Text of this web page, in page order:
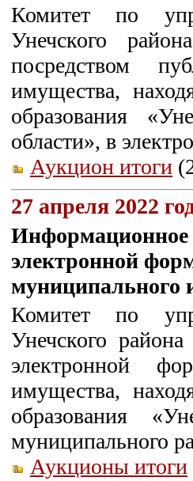
Комитет по
Унечского
посредством
имущества,
образования
области», в
Аукцион итоги
27 апреля 2022
Информационное
электронной
муниципального
Комитет по
Унечского
электронной
имущества,
образования
муниципального
Аукционы итоги